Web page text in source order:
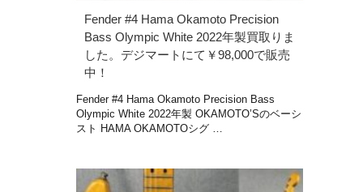
Fender #4 Hama Okamoto Precision
Bass Olympic White 2022年製買取りま
した。デジマートにて￥98,000で販売
中！
Fender #4 Hama Okamoto Precision Bass
Olympic White 2022年製 OKAMOTO’Sのベーシ
スト HAMA OKAMOTOシグ …